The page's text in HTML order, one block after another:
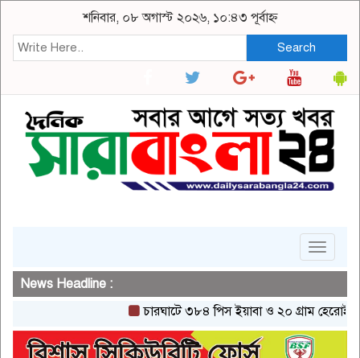
শনিবার, ০৮ অগাস্ট ২০২৬, ১০:৪৩ পূর্বাহ্ন
Search
Toggle
News Headline :
চারঘাটে ৩৮৪ পিস ইয়াবা ও ২০ গ্রাম হেরোইনসহ